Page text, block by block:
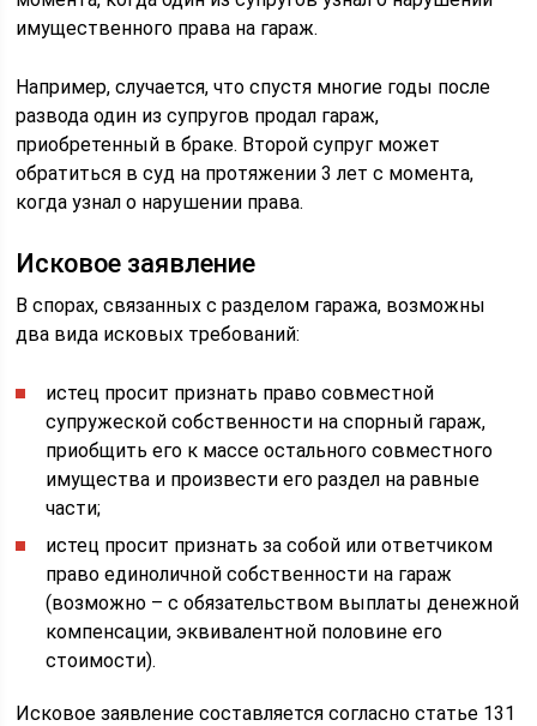
имущественного права на гараж.
Например, случается, что спустя многие годы после
развода один из супругов продал гараж,
приобретенный в браке. Второй супруг может
обратиться в суд на протяжении 3 лет с момента,
когда узнал о нарушении права.
Исковое заявление
В спорах, связанных с разделом гаража, возможны
два вида исковых требований:
истец просит признать право совместной
супружеской собственности на спорный гараж,
приобщить его к массе остального совместного
имущества и произвести его раздел на равные
части;
истец просит признать за собой или ответчиком
право единоличной собственности на гараж
(возможно – с обязательством выплаты денежной
компенсации, эквивалентной половине его
стоимости).
Исковое заявление составляется согласно статье 131